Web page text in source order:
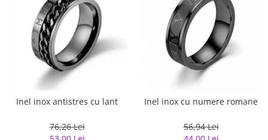
Inel inox antistres cu lant
76,26 Lei
Inel inox cu numere romane
56,94 Lei